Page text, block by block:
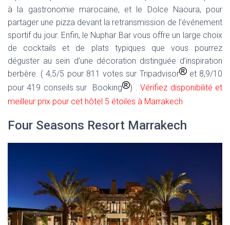
à la gastronomie marocaine, et le Dolce Naoura, pour
partager une pizza devant la retransmission de l’événement
sportif du jour. Enfin, le Nuphar Bar vous offre un large choix
de cocktails et de plats typiques que vous pourrez
déguster au sein d’une décoration distinguée d’inspiration
berbère. ( 4,5/5 pour 811 votes sur Tripadvisor
et 8,9/10
pour 419 conseils sur Booking
) .Vérifiez disponibilité et
meilleur prix pour cet hôtel 5 étoiles à Marrakech
Four Seasons Resort Marrakech